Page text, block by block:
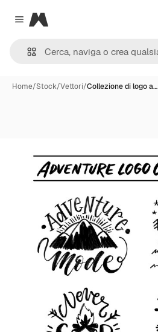
Close menu
Magnific
Home/Stock/Vettori/Collezione di logo a…